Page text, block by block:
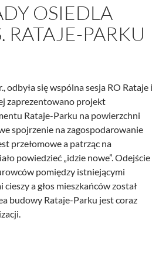
OSIEDLA
RATAJE-PARKU
odbyła się wspólna sesja RO Rataje i
zaprezentowano projekt
Rataje-Parku na powierzchni
spojrzenie na zagospodarowanie
przełomowe a patrząc na
powiedzieć „idzie nowe”. Odejście
pomiędzy istniejącymi
a głos mieszkańców został
budowy Rataje-Parku jest coraz